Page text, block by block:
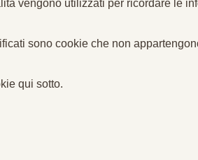
vengono utilizzati per ricordare le
sono cookie che non
qui sotto.